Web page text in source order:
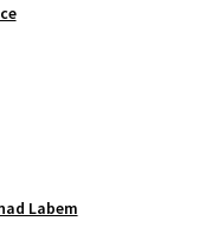
Labem